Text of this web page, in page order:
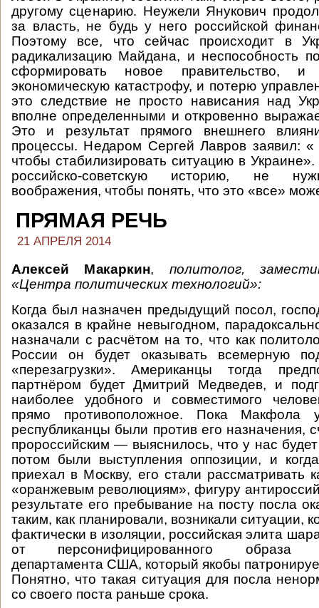
другому сценарию. Неужели Янукович
за власть, не будь у него российской
Поэтому все, что сейчас происходит в
радикализацию Майдана, и неспособность
сформировать новое правительство, и
экономическую катастрофу, и потерю
это следствие не просто нависания над
вполне определенными и откровенно
Это и результат прямого внешнего
процессы. Недаром Сергей Лавров заявил:
чтобы стабилизировать ситуацию в Украине».
российско-советскую историю, не
воображения, чтобы понять, что это «все»
ПРЯМАЯ РЕЧЬ
21 АПРЕЛЯ 2014
Алексей Макаркин, политолог,
«Центра политических технологий»:
Когда был назначен предыдущий посол,
оказался в крайне невыгодном,
назначали с расчётом на то, что как
России он будет оказывать всемерную
«перезагрузки». Американцы тогда
партнёром будет Дмитрий Медведев, и
наиболее удобного и совместимого
прямо противоположное. Пока
республиканцы были против его назначения,
пророссийским — выяснилось, что у нас будет
потом были выступления оппозиции, и
приехал в Москву, его стали рассматривать
«оранжевым революциям», фигуру
результате его пребывание на посту посла
таким, как планировали, возникали ситуации,
фактически в изоляции, российская элита
от персонифицированного образа
департамента США, который якобы
Понятно, что такая ситуация для посла
со своего поста раньше срока.